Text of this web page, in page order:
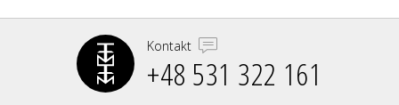
Kontakt
+48 531 322 161‬